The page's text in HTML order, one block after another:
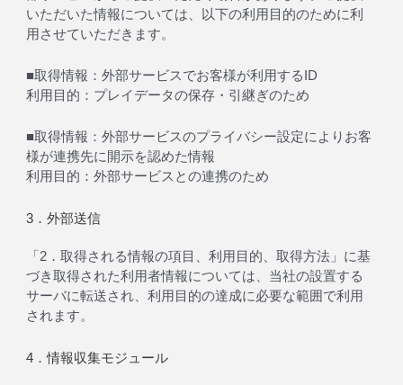
いただいた情報については、以下の利用目的のために利
用させていただきます。
■取得情報：外部サービスでお客様が利用するID
利用目的：プレイデータの保存・引継ぎのため
■取得情報：外部サービスのプライバシー設定によりお客
様が連携先に開示を認めた情報
利用目的：外部サービスとの連携のため
3．外部送信
「2．取得される情報の項目、利用目的、取得方法」に基
づき取得された利用者情報については、当社の設置する
サーバに転送され、利用目的の達成に必要な範囲で利用
されます。
4．情報収集モジュール